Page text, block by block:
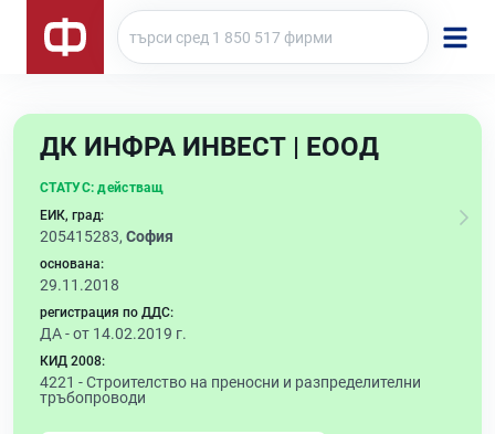
ДК ИНФРА ИНВЕСТ | ЕООД
СТАТУС: действащ
ЕИК, град:
205415283, София
основана:
29.11.2018
регистрация по ДДС:
ДА - от 14.02.2019 г.
КИД 2008:
4221 -Строителство на преносни и разпределителни
тръбопроводи